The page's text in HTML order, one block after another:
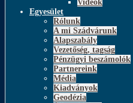
Videók
Egyesület
Rólunk
A mi Szádvárunk
Alapszabály
Vezetőség, tagság
Pénzügyi beszámolók
Partnereink
Média
Kiadványok
Geodézia